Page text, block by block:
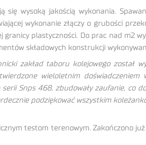
się wysoką jakością wykonania.
wykonanie złączy o grubości
granicy plastyczności. Do prac nad m2
składowych konstrukcji
zakład taboru kolejowego został
wieloletnim
Snps 468, zbudowały zaufanie, co
podziękować wszystkim
testom terenowym. Zakończono